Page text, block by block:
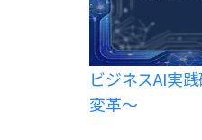
ビジネスAI実
変革〜